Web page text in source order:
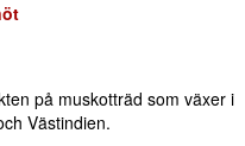
på muskotträd som växer i
Västindien.